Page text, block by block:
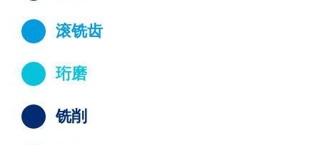
滚铣齿
珩磨
铣削